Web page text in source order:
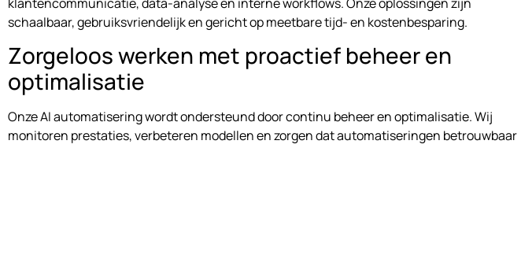
schaalbaar, gebruiksvriendelijk en gericht op meetbare tijd- en kostenbesparing.
Zorgeloos werken met proactief beheer en
optimalisatie
Onze AI automatisering wordt ondersteund door continu beheer en optimalisatie. Wij
monitoren prestaties, verbeteren modellen en zorgen dat automatiseringen betrouwbaar